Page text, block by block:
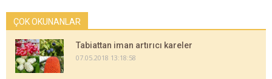
ÇOK OKUNANLAR
Tabiattan iman artırıcı kareler
07.05.2018 13:18:58